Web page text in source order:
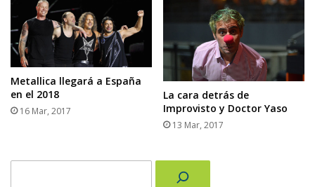
Metallica llegará a España
en el 2018
16 Mar, 2017
La cara detrás de
Improvisto y Doctor Yaso
13 Mar, 2017